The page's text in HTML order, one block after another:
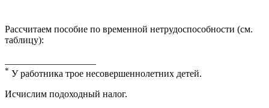
Рассчитаем пособие по временной нетрудоспособности (см.
таблицу):
* У работника трое несовершеннолетних детей.
Исчислим подоходный налог.